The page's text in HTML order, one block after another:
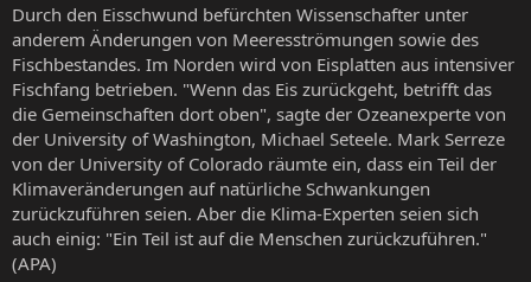
Durch den Eisschwund befürchten Wissenschafter unter
anderem Änderungen von Meeresströmungen sowie des
Fischbestandes. Im Norden wird von Eisplatten aus intensiver
Fischfang betrieben. "Wenn das Eis zurückgeht, betrifft das
die Gemeinschaften dort oben", sagte der Ozeanexperte von
der University of Washington, Michael Seteele. Mark Serreze
von der University of Colorado räumte ein, dass ein Teil der
Klimaveränderungen auf natürliche Schwankungen
zurückzuführen seien. Aber die Klima-Experten seien sich
auch einig: "Ein Teil ist auf die Menschen zurückzuführen."
(APA)